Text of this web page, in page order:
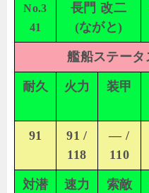
No.3
41
長門 改二
(ながと)
艦船ステー
耐久 火力 装甲
91
91 /
118
— /
110
対潜 速力 索敵